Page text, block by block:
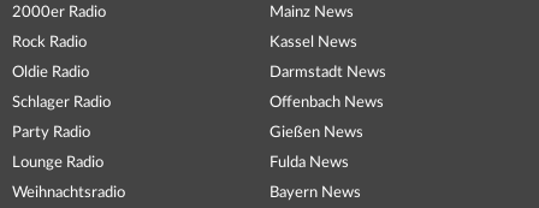
2000er Radio
Rock Radio
Oldie Radio
Schlager Radio
Party Radio
Lounge Radio
Weihnachtsradio
Mainz News
Kassel News
Darmstadt News
Offenbach News
Gießen News
Fulda News
Bayern News